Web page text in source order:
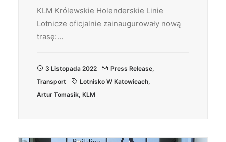
KLM Królewskie Holenderskie Linie
Lotnicze oficjalnie zainaugurowały nową
trasę:…
3 Listopada 2022 Press Release,
Transport
Lotnisko W Katowicach,
Artur Tomasik, KLM